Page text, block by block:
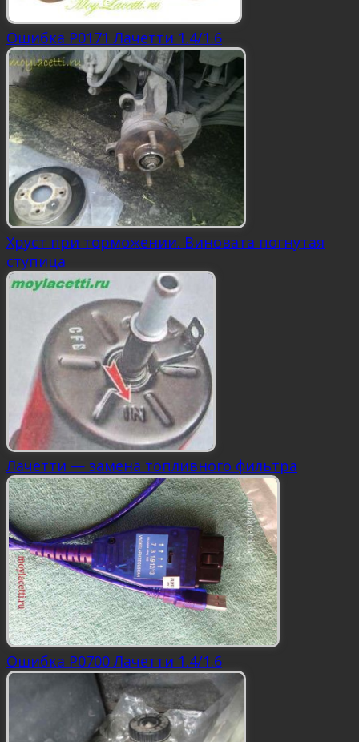
Ошибка P0171 Лачетти 1.4/1.6
Хруст при торможении. Виновата погнутая
ступица
Лачетти — замена топливного фильтра
Ошибка P0700 Лачетти 1.4/1.6